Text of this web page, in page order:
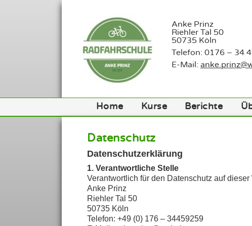
Anke Prinz
Riehler Tal 50
50735 Köln
Telefon: 0176 – 34
E-Mail:
Home Kurse Berichte
Datenschutz
Datenschutzerklärung
1. Verantwortliche Stelle
Verantwortlich für den Datenschutz auf dieser
Anke Prinz
Riehler Tal 50
50735 Köln
Telefon: +49 (0) 176 – 34459259